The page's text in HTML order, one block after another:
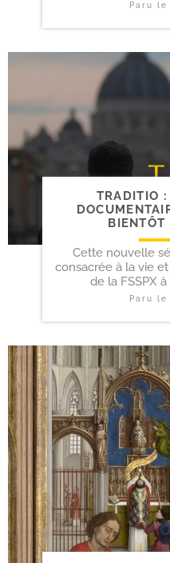
Paru le
TRADITIO
BIENTÔT
Cette nouvelle
consacrée à la vie
de la FSSPX
Paru le